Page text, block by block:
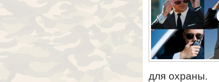
для охраны.